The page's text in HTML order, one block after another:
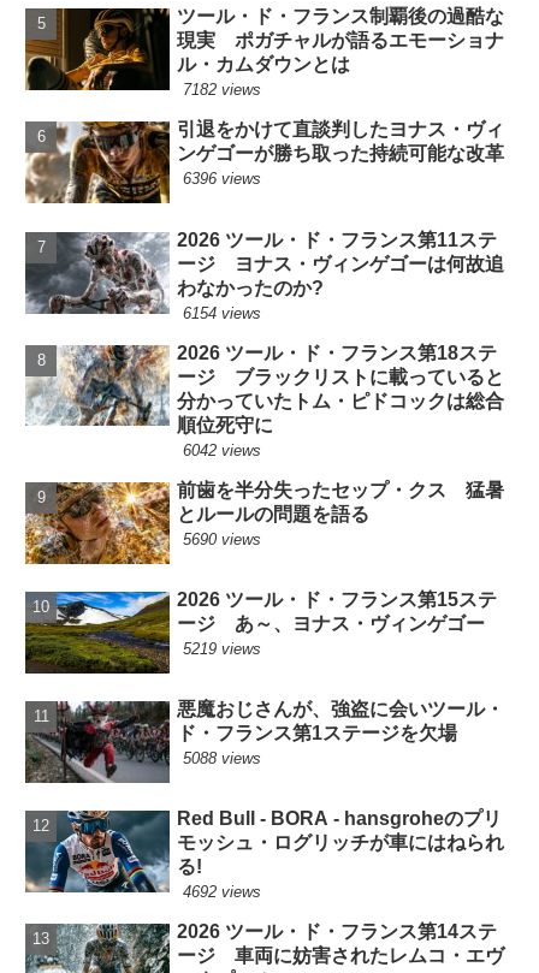
ツール・ド・フランス制覇後の過酷な
現実 ポガチャルが語るエモーショナ
ル・カムダウンとは
7182 views
引退をかけて直談判したヨナス・ヴィ
ンゲゴーが勝ち取った持続可能な改革
6396 views
2026 ツール・ド・フランス第11ステ
ージ ヨナス・ヴィンゲゴーは何故追
わなかったのか?
6154 views
2026 ツール・ド・フランス第18ステ
ージ ブラックリストに載っていると
分かっていたトム・ピドコックは総合
順位死守に
6042 views
前歯を半分失ったセップ・クス 猛暑
とルールの問題を語る
5690 views
2026 ツール・ド・フランス第15ステ
ージ あ～、ヨナス・ヴィンゲゴー
5219 views
悪魔おじさんが、強盗に会いツール・
ド・フランス第1ステージを欠場
5088 views
Red Bull - BORA - hansgroheのプリ
モッシュ・ログリッチが車にはねられ
る!
4692 views
2026 ツール・ド・フランス第14ステ
ージ 車両に妨害されたレムコ・エヴ